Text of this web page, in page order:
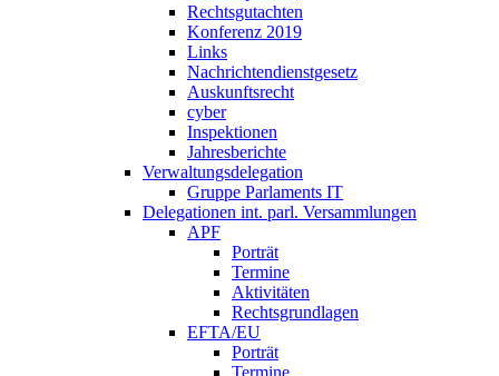
Rechtsgutachten
Konferenz 2019
Links
Nachrichtendienstgesetz
Auskunftsrecht
cyber
Inspektionen
Jahresberichte
Verwaltungsdelegation
Gruppe Parlaments IT
Delegationen int. parl. Versammlungen
APF
Porträt
Termine
Aktivitäten
Rechtsgrundlagen
EFTA/EU
Porträt